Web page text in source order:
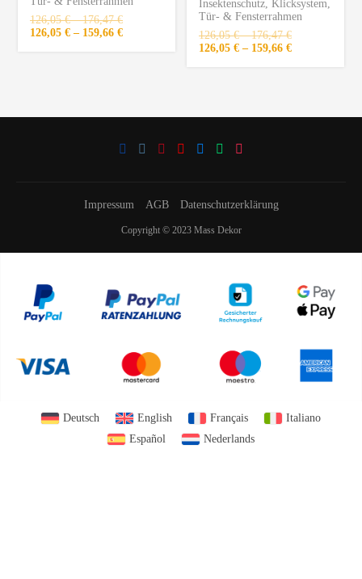
126,05€ –176,47€
126,05 € – 159,66 €
Insektenschutz Klicksystem
Tür- & Fensterrahmen
126,05€ –176,47€
126,05 € – 159,66 €
Impressum AGB Datenschutzerklärung
Copyright © 2023 Mass Dekor
Deutsch English Français
Italiano
Español
Nederlands